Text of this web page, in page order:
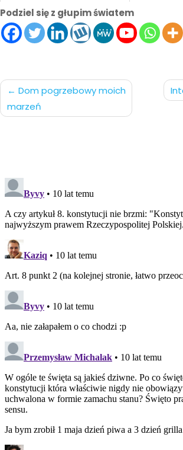
Podziel się z głupim światem
Nawigacja
po
Dom pogrzebowy moich
marzeń